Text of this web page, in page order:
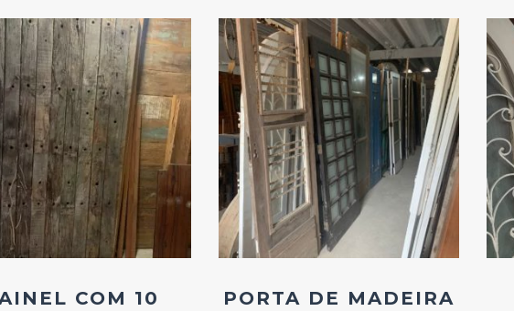
Add
ao
Favoritos
COM 10
Add
ao
Favoritos
PORTA DE MADEIRA